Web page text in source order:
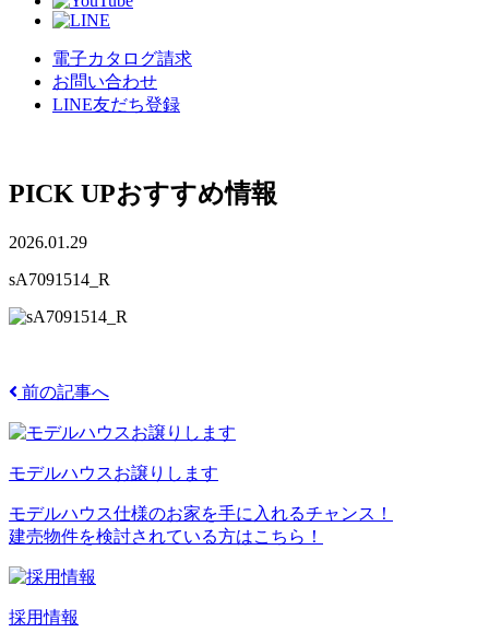
電子カタログ請求
お問い合わせ
LINE友だち登録
PICK UPおすすめ情報
2026.01.29
sA7091514_R
前の記事へ
モデルハウスお譲りします
モデルハウス仕様のお家を手に入れるチャンス！
建売物件を検討されている方はこちら！
採用情報